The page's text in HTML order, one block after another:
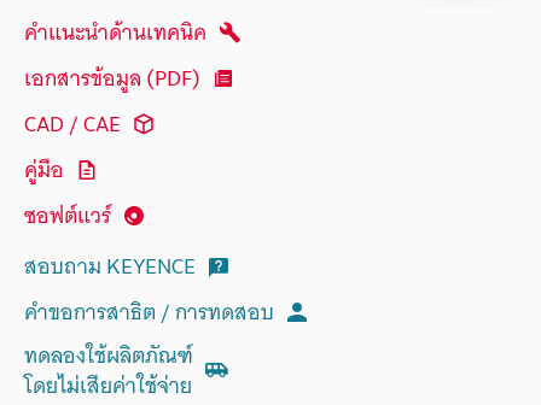
คำแนะนำด้านเทคนิค
เอกสารข้อมูล (PDF)
CAD / CAE
คู่มือ
ซอฟต์แวร์
สอบถาม KEYENCE
คำขอการสาธิต / การทดสอบ
ทดลองใช้ผลิตภัณฑ์
โดยไม่เสียค่าใช้จ่าย